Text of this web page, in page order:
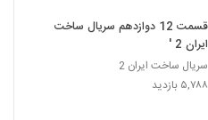
قسمت 12 دوازدهم سریال ساخت
ایران 2 '
سریال ساخت ایران 2
۵,۷۸۸ بازدید